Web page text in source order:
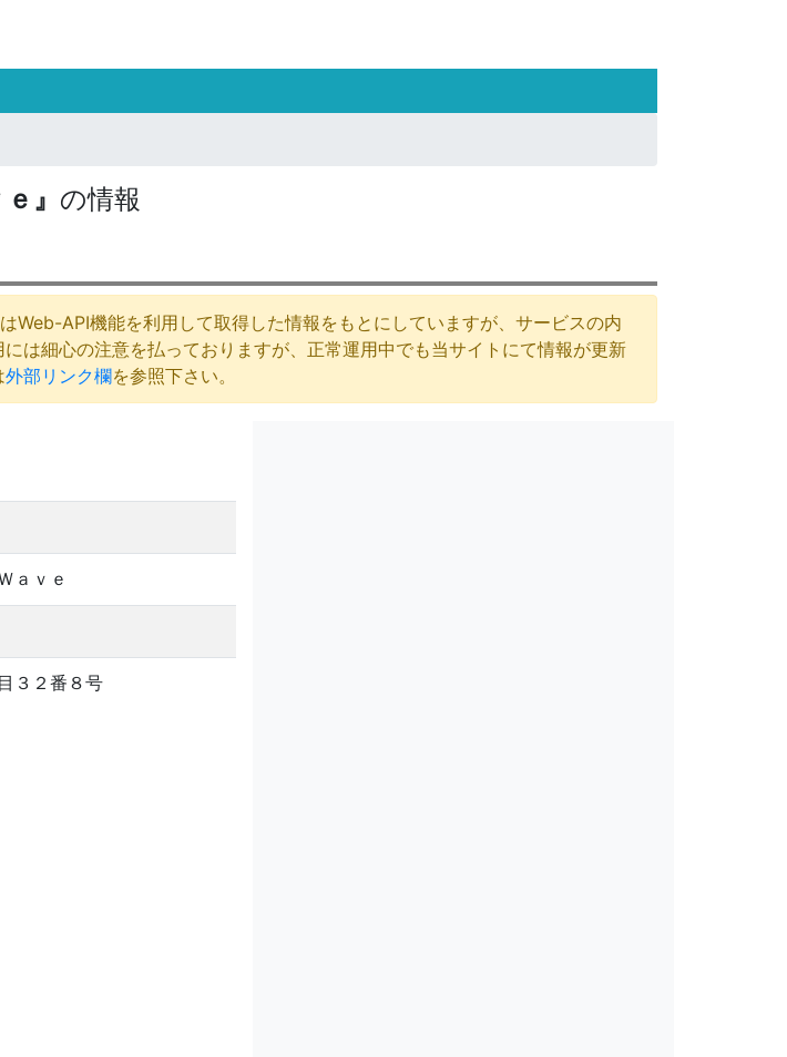
』 の情報
Web-API機能を利用して取得した情報をもとにしていますが、サービスの内
は細心の注意を払っておりますが、正常運用中でも当サイトにて情報が更新
外部リンク欄を参照下さい。
ａｖｅ
３２番８号